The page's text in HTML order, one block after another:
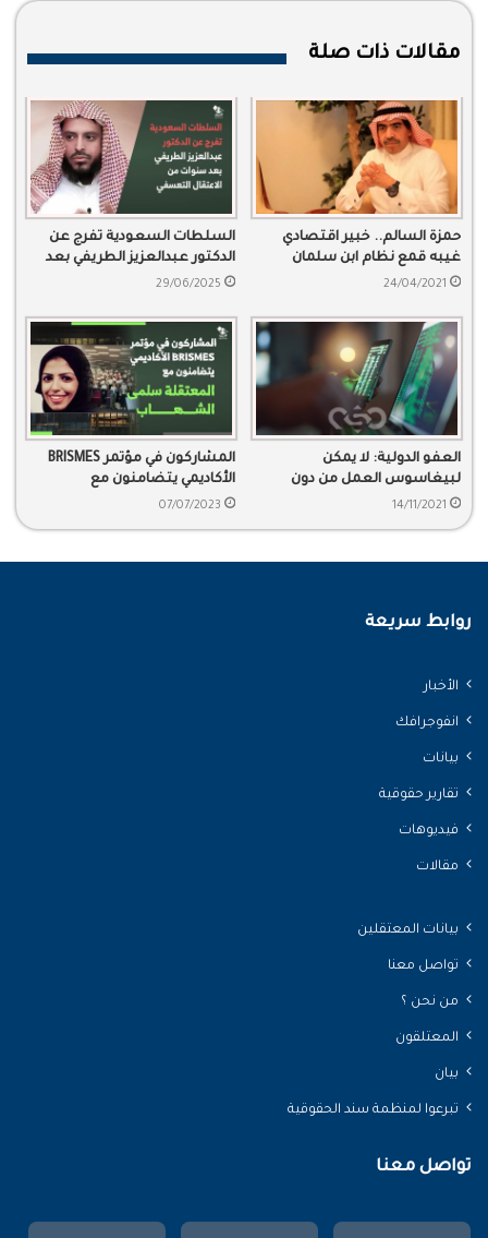
مقالات ذات صلة
حمزة السالم.. خبير اقتصادي
غيبه قمع نظام ابن سلمان
24/04/2021
السلطات السعودية تفرج عن
الدكتور عبدالعزيز الطريفي بعد
سنوات من الاعتقال التعسفي
29/06/2025
العفو الدولية: لا يمكن
لبيغاسوس العمل من دون
انتهاك حقوق الإنسان
14/11/2021
المشاركون في مؤتمر BRISMES
الأكاديمي يتضامنون مع
المعتقلة سلمى الشهاب
07/07/2023
روابط سريعة
الأخبار
انفوجرافك
بيانات
تقارير حقوقية
فيديوهات
مقالات
بيانات المعتقلين
تواصل معنا
من نحن ؟
المعتلقون
بيان
تبرعوا لمنظمة سند الحقوقية
تواصل معنا